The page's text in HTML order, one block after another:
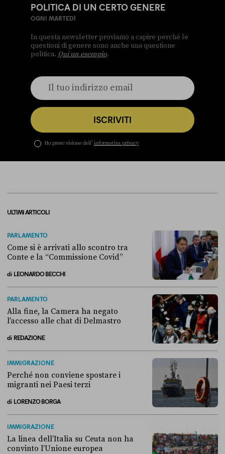
POLITICA DI UN CERTO GENERE
OGNI MARTEDÌ
In questa newsletter proviamo a capire perché le
questioni di genere sono anche una questione
politica. Qui un esempio.
ISCRIVITI
Ho preso visione dell’ informativa privacy
ULTIMI ARTICOLI
PARLAMENTO
Come si è arrivati allo scontro tra
Conte e la “Commissione Covid”
di LEONARDO BECCHI
PARLAMENTO
Alla fine, la Camera ha negato
l’accesso alle chat di Delmastro
di REDAZIONE
IMMIGRAZIONE
Perché non conviene spostare i
migranti nei Paesi terzi
di LORENZO BORGA
IMMIGRAZIONE
La linea dell’Italia su Ceuta non ha
convinto l’Unione europea